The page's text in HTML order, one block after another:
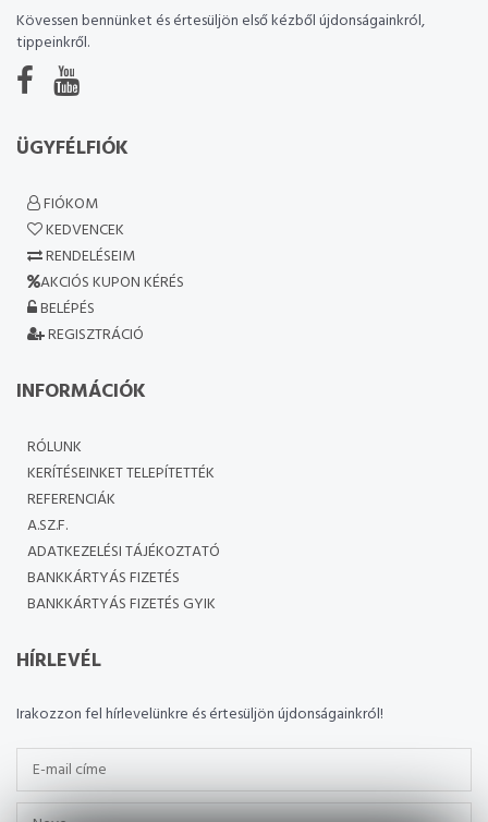
Kövessen bennünket és értesüljön első kézből újdonságainkról,
tippeinkről.
ÜGYFÉLFIÓK
FIÓKOM
KEDVENCEK
RENDELÉSEIM
AKCIÓS KUPON KÉRÉS
BELÉPÉS
REGISZTRÁCIÓ
INFORMÁCIÓK
RÓLUNK
KERÍTÉSEINKET TELEPÍTETTÉK
REFERENCIÁK
A.SZ.F.
ADATKEZELÉSI TÁJÉKOZTATÓ
BANKKÁRTYÁS FIZETÉS
BANKKÁRTYÁS FIZETÉS GYIK
HÍRLEVÉL
Irakozzon fel hírlevelünkre és értesüljön újdonságainkról!